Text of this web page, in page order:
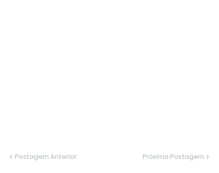
Postagem Anterior Próxima Postagem